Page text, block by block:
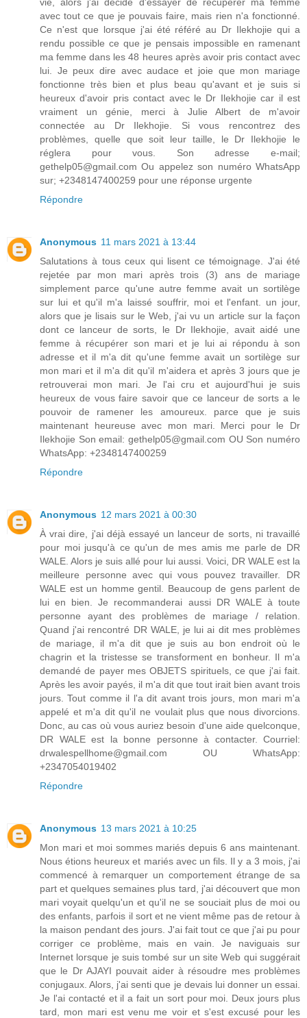
avec tout ce que je pouvais faire, mais rien n'a fonctionné.
Ce n'est que lorsque j'ai été référé au Dr Ilekhojie qui a
rendu possible ce que je pensais impossible en ramenant
ma femme dans les 48 heures après avoir pris contact avec
lui. Je peux dire avec audace et joie que mon mariage
fonctionne très bien et plus beau qu'avant et je suis si
heureux d'avoir pris contact avec le Dr Ilekhojie car il est
vraiment un génie, merci à Julie Albert de m'avoir
connectée au Dr Ilekhojie. Si vous rencontrez des
problèmes, quelle que soit leur taille, le Dr Ilekhojie le
réglera pour vous. Son adresse e-mail;
gethelp05@gmail.com Ou appelez son numéro WhatsApp
sur; +2348147400259 pour une réponse urgente
Répondre
Anonymous 11 mars 2021 à 13:44
Salutations à tous ceux qui lisent ce témoignage. J'ai été
rejetée par mon mari après trois (3) ans de mariage
simplement parce qu'une autre femme avait un sortilège
sur lui et qu'il m'a laissé souffrir, moi et l'enfant. un jour,
alors que je lisais sur le Web, j'ai vu un article sur la façon
dont ce lanceur de sorts, le Dr Ilekhojie, avait aidé une
femme à récupérer son mari et je lui ai répondu à son
adresse et il m'a dit qu'une femme avait un sortilège sur
mon mari et il m'a dit qu'il m'aidera et après 3 jours que je
retrouverai mon mari. Je l'ai cru et aujourd'hui je suis
heureux de vous faire savoir que ce lanceur de sorts a le
pouvoir de ramener les amoureux. parce que je suis
maintenant heureuse avec mon mari. Merci pour le Dr
Ilekhojie Son email: gethelp05@gmail.com OU Son numéro
WhatsApp: +2348147400259
Répondre
Anonymous 12 mars 2021 à 00:30
À vrai dire, j'ai déjà essayé un lanceur de sorts, ni travaillé
pour moi jusqu'à ce qu'un de mes amis me parle de DR
WALE. Alors je suis allé pour lui aussi. Voici, DR WALE est la
meilleure personne avec qui vous pouvez travailler. DR
WALE est un homme gentil. Beaucoup de gens parlent de
lui en bien. Je recommanderai aussi DR WALE à toute
personne ayant des problèmes de mariage / relation.
Quand j'ai rencontré DR WALE, je lui ai dit mes problèmes
de mariage, il m'a dit que je suis au bon endroit où le
chagrin et la tristesse se transforment en bonheur. Il m'a
demandé de payer mes OBJETS spirituels, ce que j'ai fait.
Après les avoir payés, il m'a dit que tout irait bien avant trois
jours. Tout comme il l'a dit avant trois jours, mon mari m'a
appelé et m'a dit qu'il ne voulait plus que nous divorcions.
Donc, au cas où vous auriez besoin d'une aide quelconque,
DR WALE est la bonne personne à contacter. Courriel:
drwalespellhome@gmail.com OU WhatsApp:
+2347054019402
Répondre
Anonymous 13 mars 2021 à 10:25
Mon mari et moi sommes mariés depuis 6 ans maintenant.
Nous étions heureux et mariés avec un fils. Il y a 3 mois, j'ai
commencé à remarquer un comportement étrange de sa
part et quelques semaines plus tard, j'ai découvert que mon
mari voyait quelqu'un et qu'il ne se souciait plus de moi ou
des enfants, parfois il sort et ne vient même pas de retour à
la maison pendant des jours. J'ai fait tout ce que j'ai pu pour
corriger ce problème, mais en vain. Je naviguais sur
Internet lorsque je suis tombé sur un site Web qui suggérait
que le Dr AJAYI pouvait aider à résoudre mes problèmes
conjugaux. Alors, j'ai senti que je devais lui donner un essai.
Je l'ai contacté et il a fait un sort pour moi. Deux jours plus
tard, mon mari est venu me voir et s'est excusé pour les